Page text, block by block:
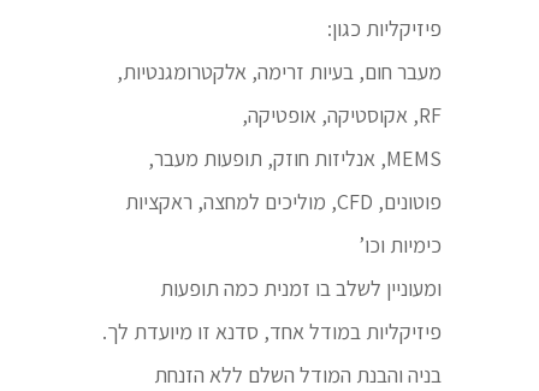
פיזיקליות כגון:
מעבר חום, בעיות זרימה, אלקטרומגנטיות,
RF, אקוסטיקה, אופטיקה,
MEMS, אנליזות חוזק, תופעות מעבר,
פוטונים, CFD, מוליכים למחצה, ראקציות
כימיות וכו’
ומעוניין לשלב בו זמנית כמה תופעות
פיזיקליות במודל אחד, סדנא זו מיועדת לך.
בניה והבנת המודל השלם ללא הזנחת